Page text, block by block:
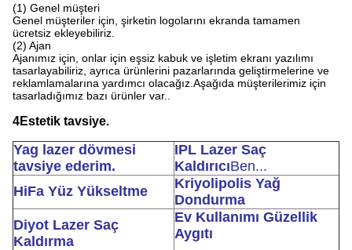
(1) Genel müşteri
Genel müşteriler için, şirketin logolarını ekranda tamamen
ücretsiz ekleyebiliriz.
(2) Ajan
Ajanımız için, onlar için eşsiz kabuk ve işletim ekranı yazılımı
tasarlayabiliriz, ayrıca ürünlerini pazarlarında geliştirmelerine ve
reklamlamalarına yardımcı olacağız.Aşağıda müşterilerimiz için
tasarladığımız bazı ürünler var..
4Estetik tavsiye.
Yag lazer dövmesi
tavsiye ederim.
IPL Lazer Saç
KaldırıcıBen...
HiFa Yüz Yükseltme
Kriyolipolis Yağ
Dondurma
Diyot Lazer Saç
Kaldırma
Ev Kullanımı Güzellik
Aygıtı